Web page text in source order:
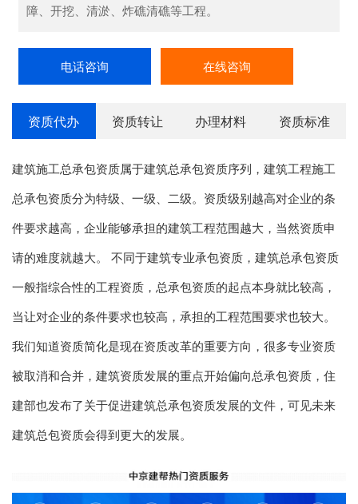
障、开挖、清淤、炸礁清礁等工程。
电话咨询 在线咨询
资质代办 资质转让 办理材料 资质标准
建筑施工总承包资质属于建筑总承包资质序列，建筑工程施工
总承包资质分为特级、一级、二级。资质级别越高对企业的条
件要求越高，企业能够承担的建筑工程范围越大，当然资质申
请的难度就越大。 不同于建筑专业承包资质，建筑总承包资质
一般指综合性的工程资质，总承包资质的起点本身就比较高，
当让对企业的条件要求也较高，承担的工程范围要求也较大。
我们知道资质简化是现在资质改革的重要方向，很多专业资质
被取消和合并，建筑资质发展的重点开始偏向总承包资质，住
建部也发布了关于促进建筑总承包资质发展的文件，可见未来
建筑总包资质会得到更大的发展。